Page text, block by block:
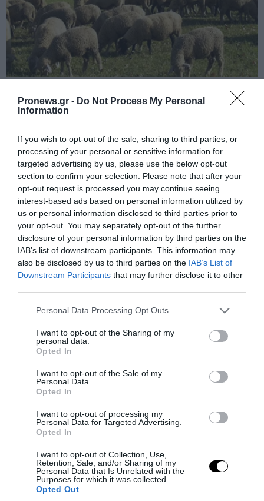
Pronews.gr - Do Not Process My Personal
Information
If you wish to opt-out of the sale, sharing to third parties, or
processing of your personal or sensitive information for
targeted advertising by us, please use the below opt-out
section to confirm your selection. Please note that after your
opt-out request is processed you may continue seeing
interest-based ads based on personal information utilized by
us or personal information disclosed to third parties prior to
your opt-out. You may separately opt-out of the further
disclosure of your personal information by third parties on the
IAB’s list of downstream participants. This information may
also be disclosed by us to third parties on the IAB’s List of
Downstream Participants that may further disclose it to other
Please note that this website/app uses one or more Google
not limited to your visit or usage behaviour. You may click to
grant or deny consent to Google and its third-party tags to
use your data for below specified purposes in below Google
consent section.
Personal Data Processing Opt Outs
I want to opt-out of the Sharing of my
personal data.
Opted In
I want to opt-out of the Sale of my
Personal Data.
Opted In
I want to opt-out of processing my
Personal Data for Targeted Advertising.
Opted In
I want to opt-out of Collection, Use,
Retention, Sale, and/or Sharing of my
Personal Data that Is Unrelated with the
Purposes for which it was collected.
Opted Out
Λέσβος: Τον έβαλαν να θανατώσει τα
στεναχώρια του!
09.08.2026 | 13:12
PRONEWS.GR /ΚΟΙΝΩΝΙΑ
Γιατί τα μουσεία κρατούν χιλιάδες
αντικείμενα που δεν εκθέτουν ποτέ στο
κοινό;
08.08.2026 | 20:37